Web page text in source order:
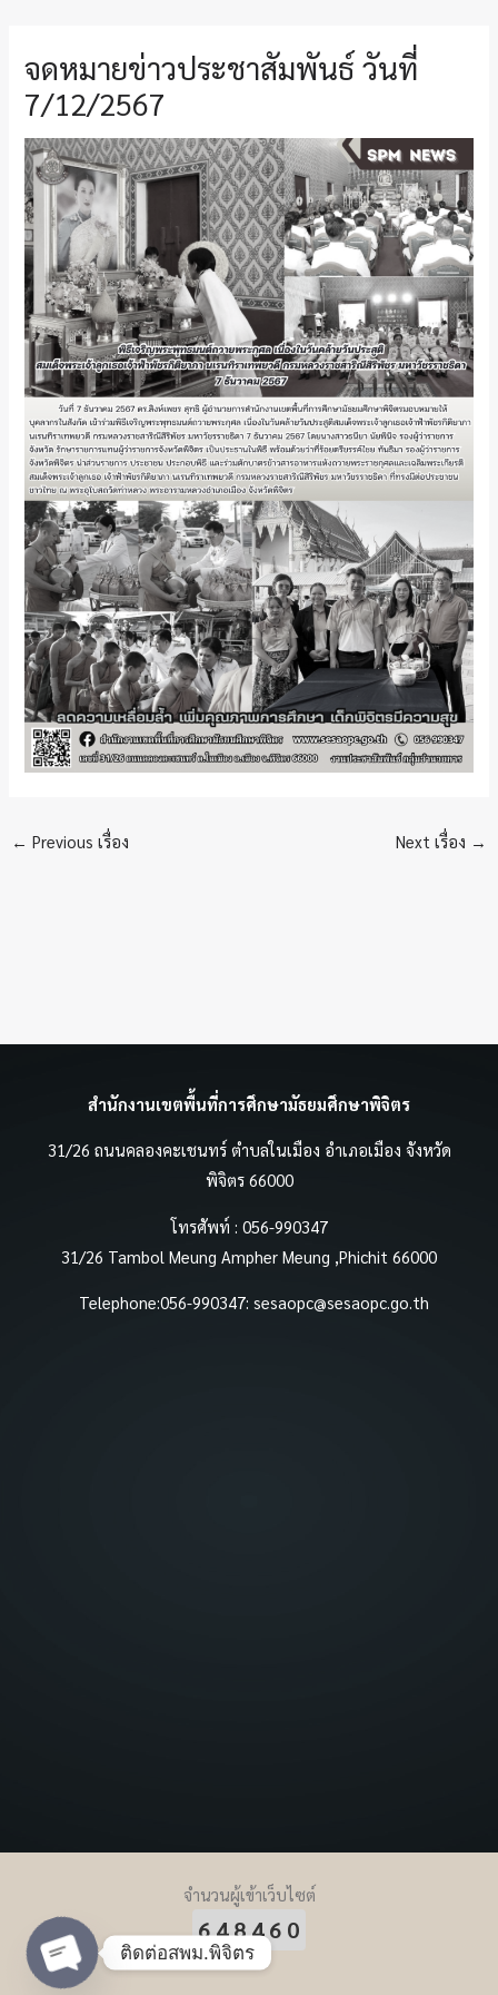
จดหมายข่าวประชาสัมพันธ์ วันที่
7/12/2567
← Previous เรื่อง Next เรื่อง →
สำนักงานเขตพื้นที่การศึกษามัธยมศึกษาพิจิตร
31/26 ถนนคลองคะเชนทร์ ตำบลในเมือง อำเภอเมือง จังหวัด
พิจิตร 66000
โทรศัพท์ : 056-990347
31/26 Tambol Meung Ampher Meung ,Phichit 66000
Telephone:056-990347: sesaopc@sesaopc.go.th
จำนวนผู้เข้าเว็บไซต์
648460
ติดต่อสพม.พิจิตร
Open chaty